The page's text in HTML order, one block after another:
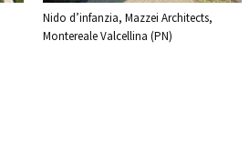
Nido d’infanzia, Mazzei Architects,
Montereale Valcellina (PN)